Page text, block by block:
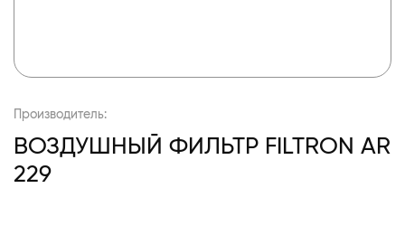
Производитель:
ВОЗДУШНЫЙ ФИЛЬТР FILTRON AR
229